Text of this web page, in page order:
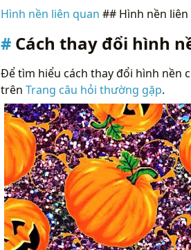
Hình nền liên quan ## Hình nền liên
Cách thay đổi hình
Để tìm hiểu cách thay đổi hình nền
trên Trang câu hỏi thường gặp.